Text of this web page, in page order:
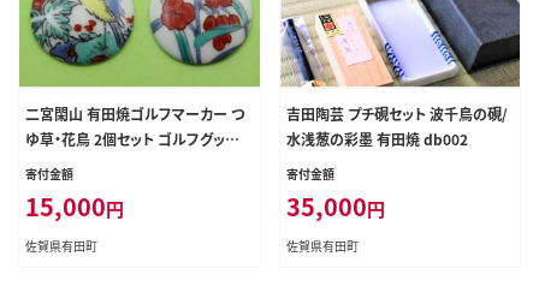
二宮閑山 有田焼ゴルフマーカー つ
ゆ草・花鳥 2個セット ゴルフグッズ
ゴルフ小物 bx032
寄付金額
15,000円
佐賀県有田町
吉田陶芸 プチ硯セット 波千鳥の硯/
水浅葱の彩墨 有田焼 db002
寄付金額
35,000円
佐賀県有田町